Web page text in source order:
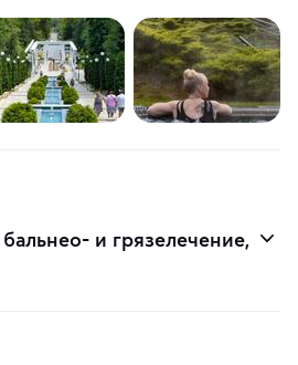
и грязелечение,